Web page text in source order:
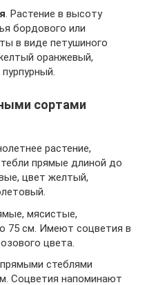
. Растение в высоту
бордового или
в виде петушиного
оранжевый,
сортами
растение,
прямые длиной до
цвет желтый,
мясистые,
75 см. Имеют соцветия в
цвета.
стеблями
Соцветия напоминают